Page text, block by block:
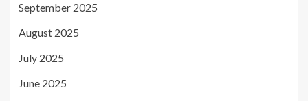
September 2025
August 2025
July 2025
June 2025